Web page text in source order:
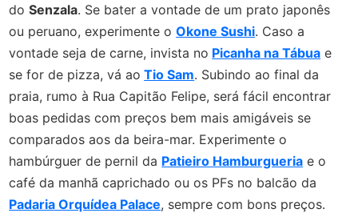
doSenzala. Se bater a vontade de um prato japonês
ou peruano, experimente oOkone Sushi. Caso a
vontade seja de carne, invista no Picanha na Tábua e
se for de pizza, vá ao Tio Sam. Subindo ao final da
praia, rumo à Rua Capitão Felipe, será fácil encontrar
boas pedidas com preços bem mais amigáveis se
comparados aos da beira-mar. Experimente o
hambúrguer de pernil da Patieiro Hamburgueria e o
café da manhã caprichado ou os PFs no balcão da
Padaria Orquídea Palace, sempre com bons preços.